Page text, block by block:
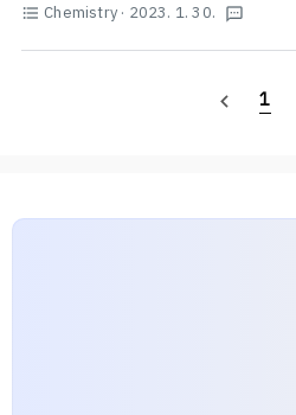
을수록(V가 낮을수록) 유효 충돌 수가 증
가 높을수록) 유효 충돌 수가 감소하여 속
응물의 농도: 높을수록 유효 충돌 수 증가,
format_list_bulleted Chemistry · 2023. 1. 30. textsms
navigate_before 1